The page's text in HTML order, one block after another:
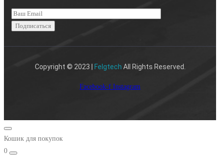
Copyright © 2023 | Felgtech All Rights Reserved.
Facebook-f Instagram
Кошик для покупок
0